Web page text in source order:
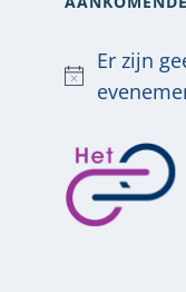
Bericht
Er zijn